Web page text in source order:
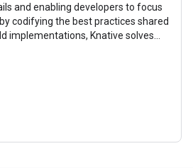
and enabling developers to focus
codifying the best practices shared
implementations, Knative solves
don’t have to.